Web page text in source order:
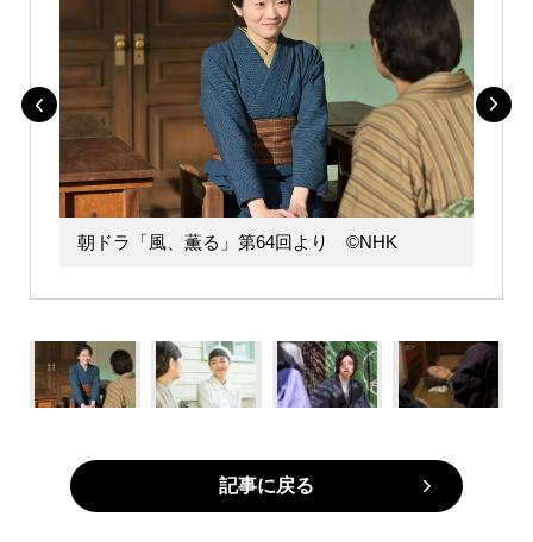
朝ドラ「風、薫る」第64回より ©️NHK
記事に戻る